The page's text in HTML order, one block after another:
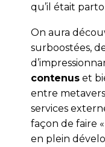
qu’il était
On aura
surboostées,
contenus et
entre
services
façon de faire
en plein